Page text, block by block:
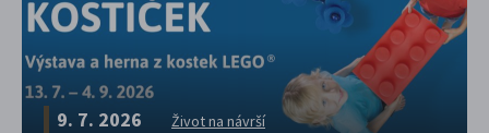
9. 7. 2026 Život na návrší